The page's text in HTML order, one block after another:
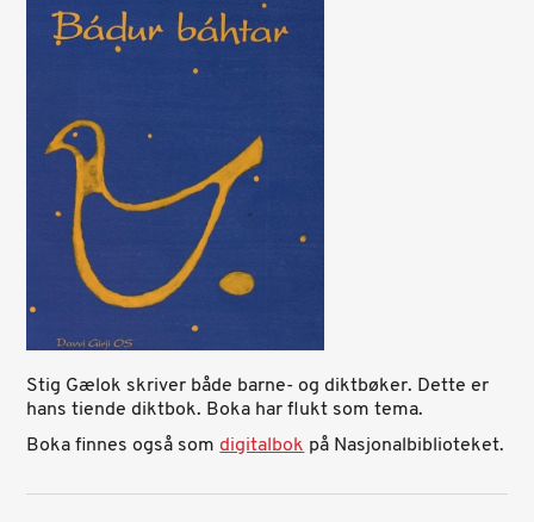
Stig Gælok skriver både barne- og diktbøker. Dette er
hans tiende diktbok. Boka har flukt som tema.
Boka finnes også somdigitalbokpå Nasjonalbiblioteket.